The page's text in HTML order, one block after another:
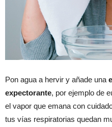
Pon agua a hervir y añade una
expectorante, por ejemplo de
el vapor que emana con
tus vías respiratorias quedan